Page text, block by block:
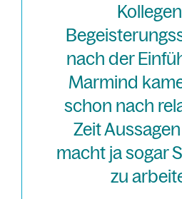
nach der
Marmind
schon nach
Zeit Aussagen
macht ja sogar
zu